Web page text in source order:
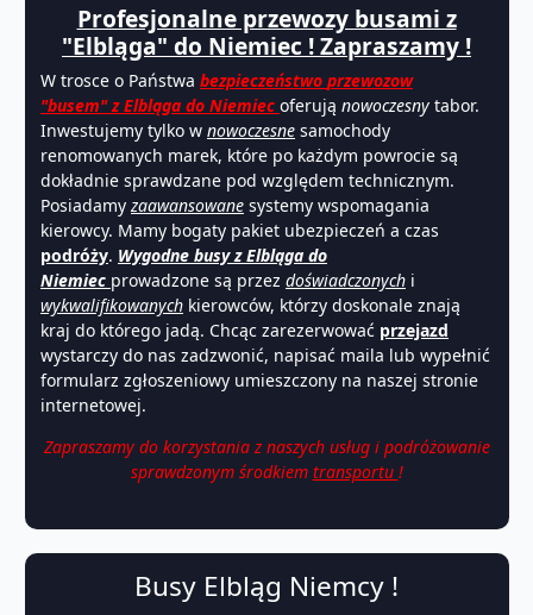
Profesjonalne przewozy busami z
"Elbląga" do Niemiec ! Zapraszamy !
W trosce o Państwa bezpieczeństwo przewozow
"busem" z Elbląga do Niemiec oferują nowoczesny tabor.
Inwestujemy tylko w nowoczesne samochody
renomowanych marek, które po każdym powrocie są
dokładnie sprawdzane pod względem technicznym.
Posiadamy zaawansowane systemy wspomagania
kierowcy. Mamy bogaty pakiet ubezpieczeń a czas
podróży. Wygodne busy z Elbląga do
Niemiec prowadzone są przez doświadczonych i
wykwalifikowanych kierowców, którzy doskonale znają
kraj do którego jadą. Chcąc zarezerwować przejazd
wystarczy do nas zadzwonić, napisać maila lub wypełnić
formularz zgłoszeniowy umieszczony na naszej stronie
internetowej.
Zapraszamy do korzystania z naszych usług i podróżowanie
sprawdzonym środkiem transportu !
Busy Elbląg Niemcy !